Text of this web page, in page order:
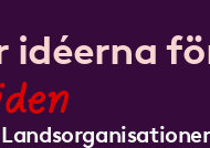
idéerna